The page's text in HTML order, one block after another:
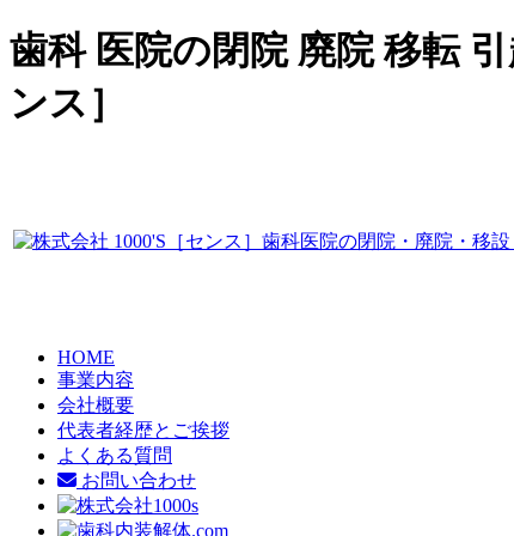
歯科 医院の閉院 廃院 移転
ンス］
HOME
事業内容
会社概要
代表者経歴とご挨拶
よくある質問
お問い合わせ